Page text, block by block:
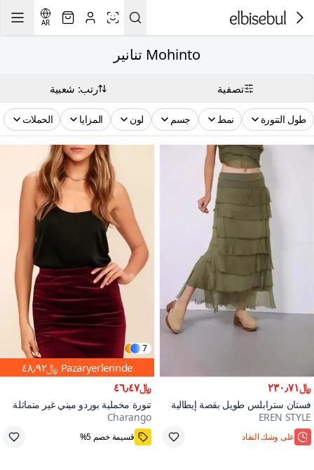
AR
Mohinto تنانير
تصفية رتب: شعبية
طول التنورة نمط جسم لون المزايا الحملات
﷼٢٣٠٫٧١
فستان سترابلس طويل بقصة إيطالية
من الحرير المُنحّف بلون الكاكي الفاتح
EREN STYLE
على وشك النفاد
7
Pazaryerlerinde ﷼٤٨٫٩٢
﷼٤٦٫٤٧
تنورة مخملية بوردو ميني غير متماثلة
بخصر مرتفع
Charango
قسيمة خصم 5%